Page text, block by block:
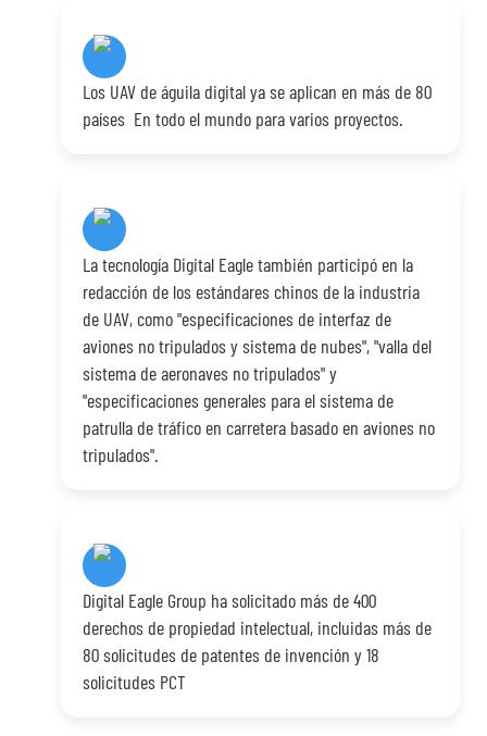
Los UAV de águila digital ya se aplican en más de 80
países En todo el mundo para varios proyectos.
La tecnología Digital Eagle también participó en la
redacción de los estándares chinos de la industria
de UAV, como "especificaciones de interfaz de
aviones no tripulados y sistema de nubes", "valla del
sistema de aeronaves no tripulados" y
"especificaciones generales para el sistema de
patrulla de tráfico en carretera basado en aviones no
tripulados".
Digital Eagle Group ha solicitado más de 400
derechos de propiedad intelectual, incluidas más de
80 solicitudes de patentes de invención y 18
solicitudes PCT